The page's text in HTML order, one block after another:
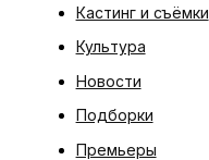
Кастинг и съёмки
Культура
Новости
Подборки
Премьеры